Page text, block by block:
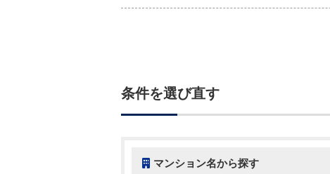
条件を選び直す
マンション名から探す